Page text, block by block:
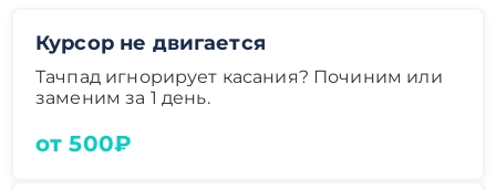
Курсор не двигается
Тачпад игнорирует касания? Починим или
заменим за 1 день.
от 500₽